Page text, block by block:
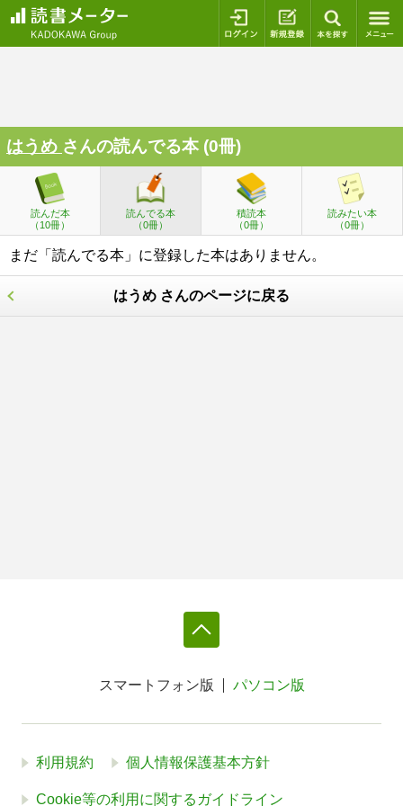
ログイン 新規登録
はうめ さんの読んでる本 (0冊)
読んだ本
（10冊）
読んでる本
（0冊）
積読本
（0冊）
読みたい本
（0冊）
まだ「読んでる本」に登録した本はありません。
はうめ さんのページに戻る
スマートフォン版 パソコン版
利用規約 個人情報保護基本方針
Cookie等の利用に関するガイドライン